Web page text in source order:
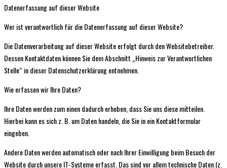
Datenerfassung auf dieser Website
Wer ist verantwortlich für die Datenerfassung auf dieser Website?
Die Datenverarbeitung auf dieser Website erfolgt durch den Websitebetreiber.
Dessen Kontaktdaten können Sie dem Abschnitt „Hinweis zur Verantwortlichen
Stelle“ in dieser Datenschutzerklärung entnehmen.
Wie erfassen wir Ihre Daten?
Ihre Daten werden zum einen dadurch erhoben, dass Sie uns diese mitteilen.
Hierbei kann es sich z. B. um Daten handeln, die Sie in ein Kontaktformular
eingeben.
Andere Daten werden automatisch oder nach Ihrer Einwilligung beim Besuch der
Website durch unsere IT-Systeme erfasst. Das sind vor allem technische Daten (z.